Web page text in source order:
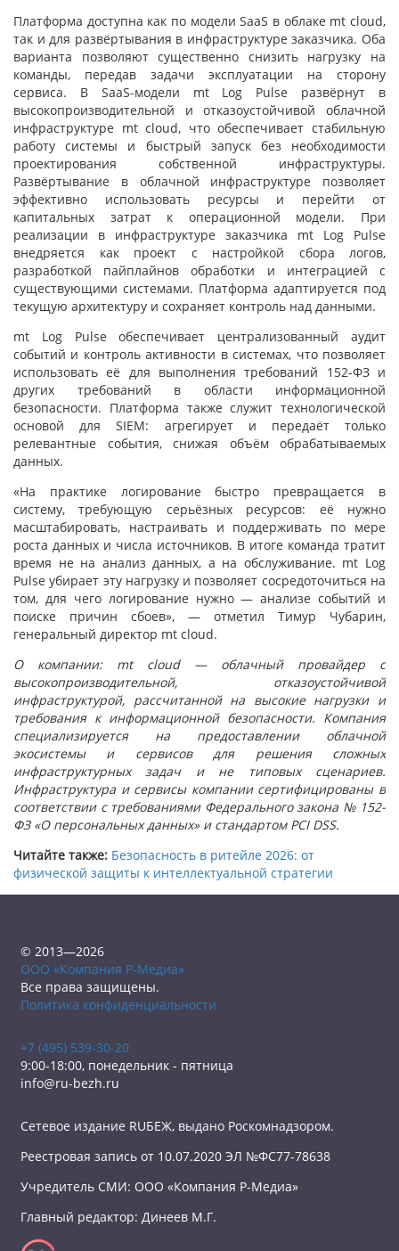
Платформа доступна как по модели SaaS в облаке mt cloud,
так и для развёртывания в инфраструктуре заказчика. Оба
варианта позволяют существенно снизить нагрузку на
команды, передав задачи эксплуатации на сторону
сервиса. В SaaS-модели mt Log Pulse развёрнут в
высокопроизводительной и отказоустойчивой облачной
инфраструктуре mt cloud, что обеспечивает стабильную
работу системы и быстрый запуск без необходимости
проектирования собственной инфраструктуры.
Развёртывание в облачной инфраструктуре позволяет
эффективно использовать ресурсы и перейти от
капитальных затрат к операционной модели. При
реализации в инфраструктуре заказчика mt Log Pulse
внедряется как проект с настройкой сбора логов,
разработкой пайплайнов обработки и интеграцией с
существующими системами. Платформа адаптируется под
текущую архитектуру и сохраняет контроль над данными.
mt Log Pulse обеспечивает централизованный аудит
событий и контроль активности в системах, что позволяет
использовать её для выполнения требований 152-ФЗ и
других требований в области информационной
безопасности. Платформа также служит технологической
основой для SIEM: агрегирует и передаёт только
релевантные события, снижая объём обрабатываемых
данных.
«На практике логирование быстро превращается в
систему, требующую серьёзных ресурсов: её нужно
масштабировать, настраивать и поддерживать по мере
роста данных и числа источников. В итоге команда тратит
время не на анализ данных, а на обслуживание. mt Log
Pulse убирает эту нагрузку и позволяет сосредоточиться на
том, для чего логирование нужно — анализе событий и
поиске причин сбоев», — отметил Тимур Чубарин,
генеральный директор mt cloud.
О компании: mt cloud — облачный провайдер с
высокопроизводительной, отказоустойчивой
инфраструктурой, рассчитанной на высокие нагрузки и
требования к информационной безопасности. Компания
специализируется на предоставлении облачной
экосистемы и сервисов для решения сложных
инфраструктурных задач и не типовых сценариев.
Инфраструктура и сервисы компании сертифицированы в
соответствии с требованиями Федерального закона № 152-
ФЗ «О персональных данных» и стандартом PCI DSS.
Читайте также: Безопасность в ритейле 2026: от
физической защиты к интеллектуальной стратегии
© 2013—2026
ООО «Компания Р-Медиа»
Все права защищены.
Политика конфиденциальности
+7 (495) 539-30-20
9:00-18:00, понедельник - пятница
info@ru-bezh.ru
Сетевое издание RUБЕЖ, выдано Роскомнадзором.
Реестровая запись от 10.07.2020 ЭЛ №ФС77-78638
Учредитель СМИ: ООО «Компания Р-Медиа»
Главный редактор: Динеев М.Г.